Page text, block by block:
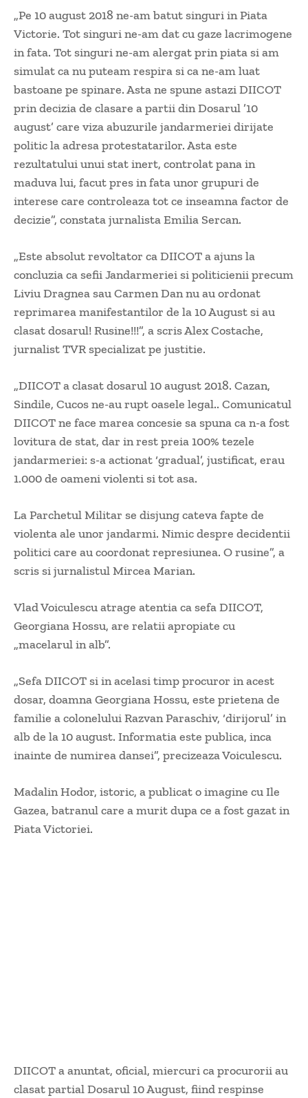
„Pe 10 august 2018 ne-am batut singuri in Piata
Victorie. Tot singuri ne-am dat cu gaze lacrimogene
in fata. Tot singuri ne-am alergat prin piata si am
simulat ca nu puteam respira si ca ne-am luat
bastoane pe spinare. Asta ne spune astazi DIICOT
prin decizia de clasare a partii din Dosarul ’10
august’ care viza abuzurile jandarmeriei dirijate
politic la adresa protestatarilor. Asta este
rezultatului unui stat inert, controlat pana in
maduva lui, facut pres in fata unor grupuri de
interese care controleaza tot ce inseamna factor de
decizie”, constata jurnalista Emilia Sercan.
„Este absolut revoltator ca DIICOT a ajuns la
concluzia ca sefii Jandarmeriei si politicienii precum
Liviu Dragnea sau Carmen Dan nu au ordonat
reprimarea manifestantilor de la 10 August si au
clasat dosarul! Rusine!!!”, a scris Alex Costache,
jurnalist TVR specializat pe justitie.
„DIICOT a clasat dosarul 10 august 2018. Cazan,
Sindile, Cucos ne-au rupt oasele legal.. Comunicatul
DIICOT ne face marea concesie sa spuna ca n-a fost
lovitura de stat, dar in rest preia 100% tezele
jandarmeriei: s-a actionat ‘gradual’, justificat, erau
1.000 de oameni violenti si tot asa.
La Parchetul Militar se disjung cateva fapte de
violenta ale unor jandarmi. Nimic despre decidentii
politici care au coordonat represiunea. O rusine”, a
scris si jurnalistul Mircea Marian.
Vlad Voiculescu atrage atentia ca sefa DIICOT,
Georgiana Hossu, are relatii apropiate cu
„macelarul in alb”.
„Sefa DIICOT si in acelasi timp procuror in acest
dosar, doamna Georgiana Hossu, este prietena de
familie a colonelului Razvan Paraschiv, ‘dirijorul’ in
alb de la 10 august. Informatia este publica, inca
inainte de numirea dansei”, precizeaza Voiculescu.
Madalin Hodor, istoric, a publicat o imagine cu Ile
Gazea, batranul care a murit dupa ce a fost gazat in
Piata Victoriei.
DIICOT a anuntat, oficial, miercuri ca procurorii au
clasat partial Dosarul 10 August, fiind respinse